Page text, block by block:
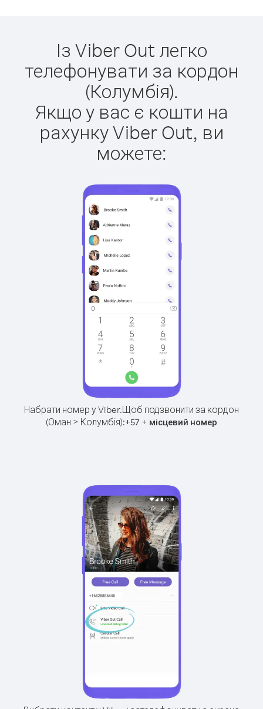
Із Viber Out легко
телефонувати за кордон
(Колумбія).
Якщо у вас є кошти на
рахунку Viber Out, ви
можете:
Набрати номер у Viber.Щоб подзвонити за кордон
(Оман > Колумбія):+57 + місцевий номер